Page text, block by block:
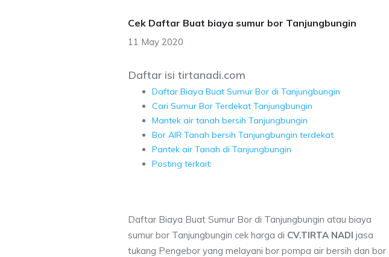
Cek Daftar Buat biaya sumur bor Tanjungbungin
11 May 2020
Daftar isi tirtanadi.com
Daftar Biaya Buat Sumur Bor di Tanjungbungin
Cari Sumur Bor Terdekat Tanjungbungin
Mantek air tanah bersih Tanjungbungin
Bor AIR Tanah bersih Tanjungbungin terdekat
Pantek air Tanah di Tanjungbungin
Posting terkait:
Daftar Biaya Buat Sumur Bor di Tanjungbungin atau biaya
sumur bor Tanjungbungin cek harga di CV.TIRTA NADI jasa
tukang Pengebor yang melayani bor pompa air bersih dan bor